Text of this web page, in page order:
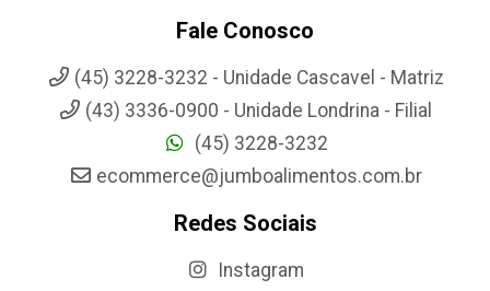
Fale Conosco
(45) 3228-3232 - Unidade Cascavel - Matriz
(43) 3336-0900 - Unidade Londrina - Filial
(45) 3228-3232
ecommerce@jumboalimentos.com.br
Redes Sociais
Instagram